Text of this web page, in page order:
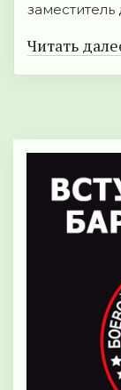
заместитель
Читать